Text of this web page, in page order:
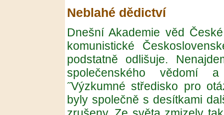
Neblahé dědictví
Dnešní Akademie věd
komunistické
podstatně odlišuje.
společenského vědomí
˝Výzkumné středisko pro
byly společně s desítkami